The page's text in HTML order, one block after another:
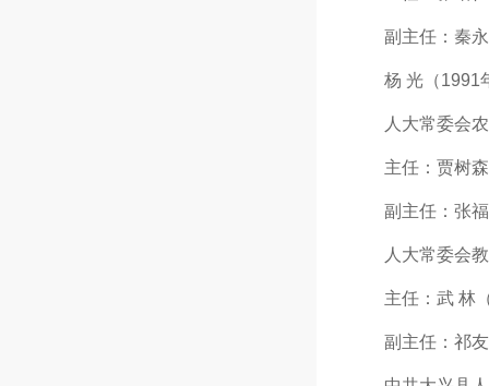
副主任：秦永
杨 光（1991年
人大常委会农
主任：贾树森
副主任：张福
人大常委会教
主任：武 林（
副主任：祁友